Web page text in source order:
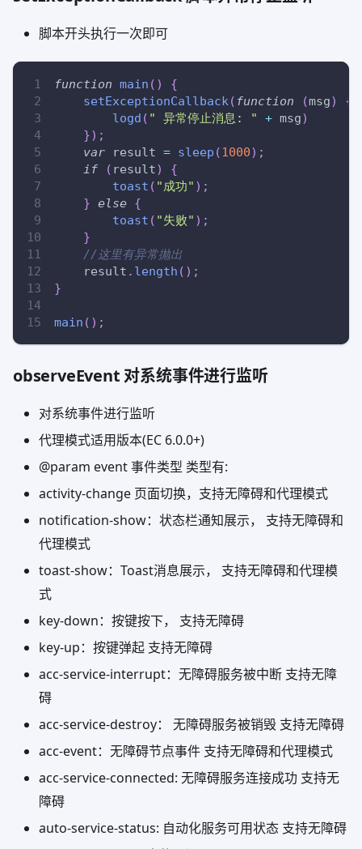
脚本开头执行一次即可
function main ( )
{
setExceptionCallback( function (msg)
{
logd ( " 异常停止消息: " + msg)
}) ;
var result = sleep (1000) ;
if
( result)
{
toast ( "成功" ) ;
} else {
toast ( "失败" ) ;
}
//这里有异常抛出
    result
. length ( ) ;
}
main ( ) ;
observeEvent 对系统事件进行监听
对系统事件进行监听
代理模式适用版本(EC 6.0.0+)
@param event 事件类型 类型有:
activity-change 页面切换，支持无障碍和代理模式
notification-show：状态栏通知展示， 支持无障碍和
代理模式
toast-show：Toast消息展示， 支持无障碍和代理模
式
key-down：按键按下， 支持无障碍
key-up：按键弹起 支持无障碍
acc-service-interrupt：无障碍服务被中断 支持无障
碍
acc-service-destroy： 无障碍服务被销毁 支持无障碍
acc-event：无障碍节点事件 支持无障碍和代理模式
acc-service-connected: 无障碍服务连接成功 支持无
障碍
auto-service-status: 自动化服务可用状态 支持无障碍